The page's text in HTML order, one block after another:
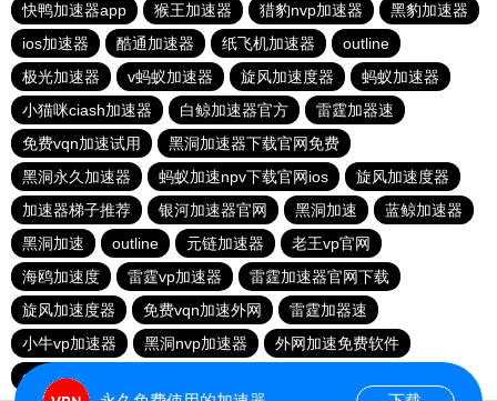
快鸭加速器app
猴王加速器 猎豹nvp加速器
黑豹加速器
ios加速器
酷通加速器 纸飞机加速器
outline
极光加速器
v蚂蚁加速器 旋风加速度器
蚂蚁加速器
小猫咪ciash加速器
白鲸加速器官方
雷霆加器速
免费vqn加速试用
黑洞加速器下载官网免费
黑洞永久加速器
蚂蚁加速npv下载官网ios
旋风加速度器
加速器梯子推荐
银河加速器官网 黑洞加速
蓝鲸加速器
黑洞加速
outline 元链加速器
老王vp官网
海鸥加速度
雷霆vp加速器
雷霆加速器官网下载
旋风加速度器
免费vqn加速外网
雷霆加器速
小牛vp加速器
黑洞nvp加速器
外网加速免费软件
outline